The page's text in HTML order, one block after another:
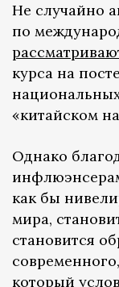
Не случайно
по
курса на
«китайском
Однако
как бы
мира,
становится
который